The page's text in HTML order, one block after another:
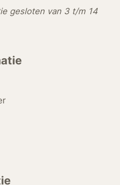
gesloten van 3 t/m 14